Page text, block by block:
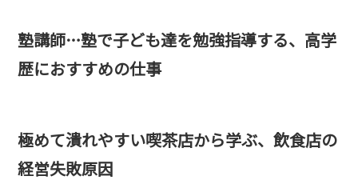
塾講師…塾で子ども達を勉強指導する、高学
歴におすすめの仕事
極めて潰れやすい喫茶店から学ぶ、飲食店の
経営失敗原因